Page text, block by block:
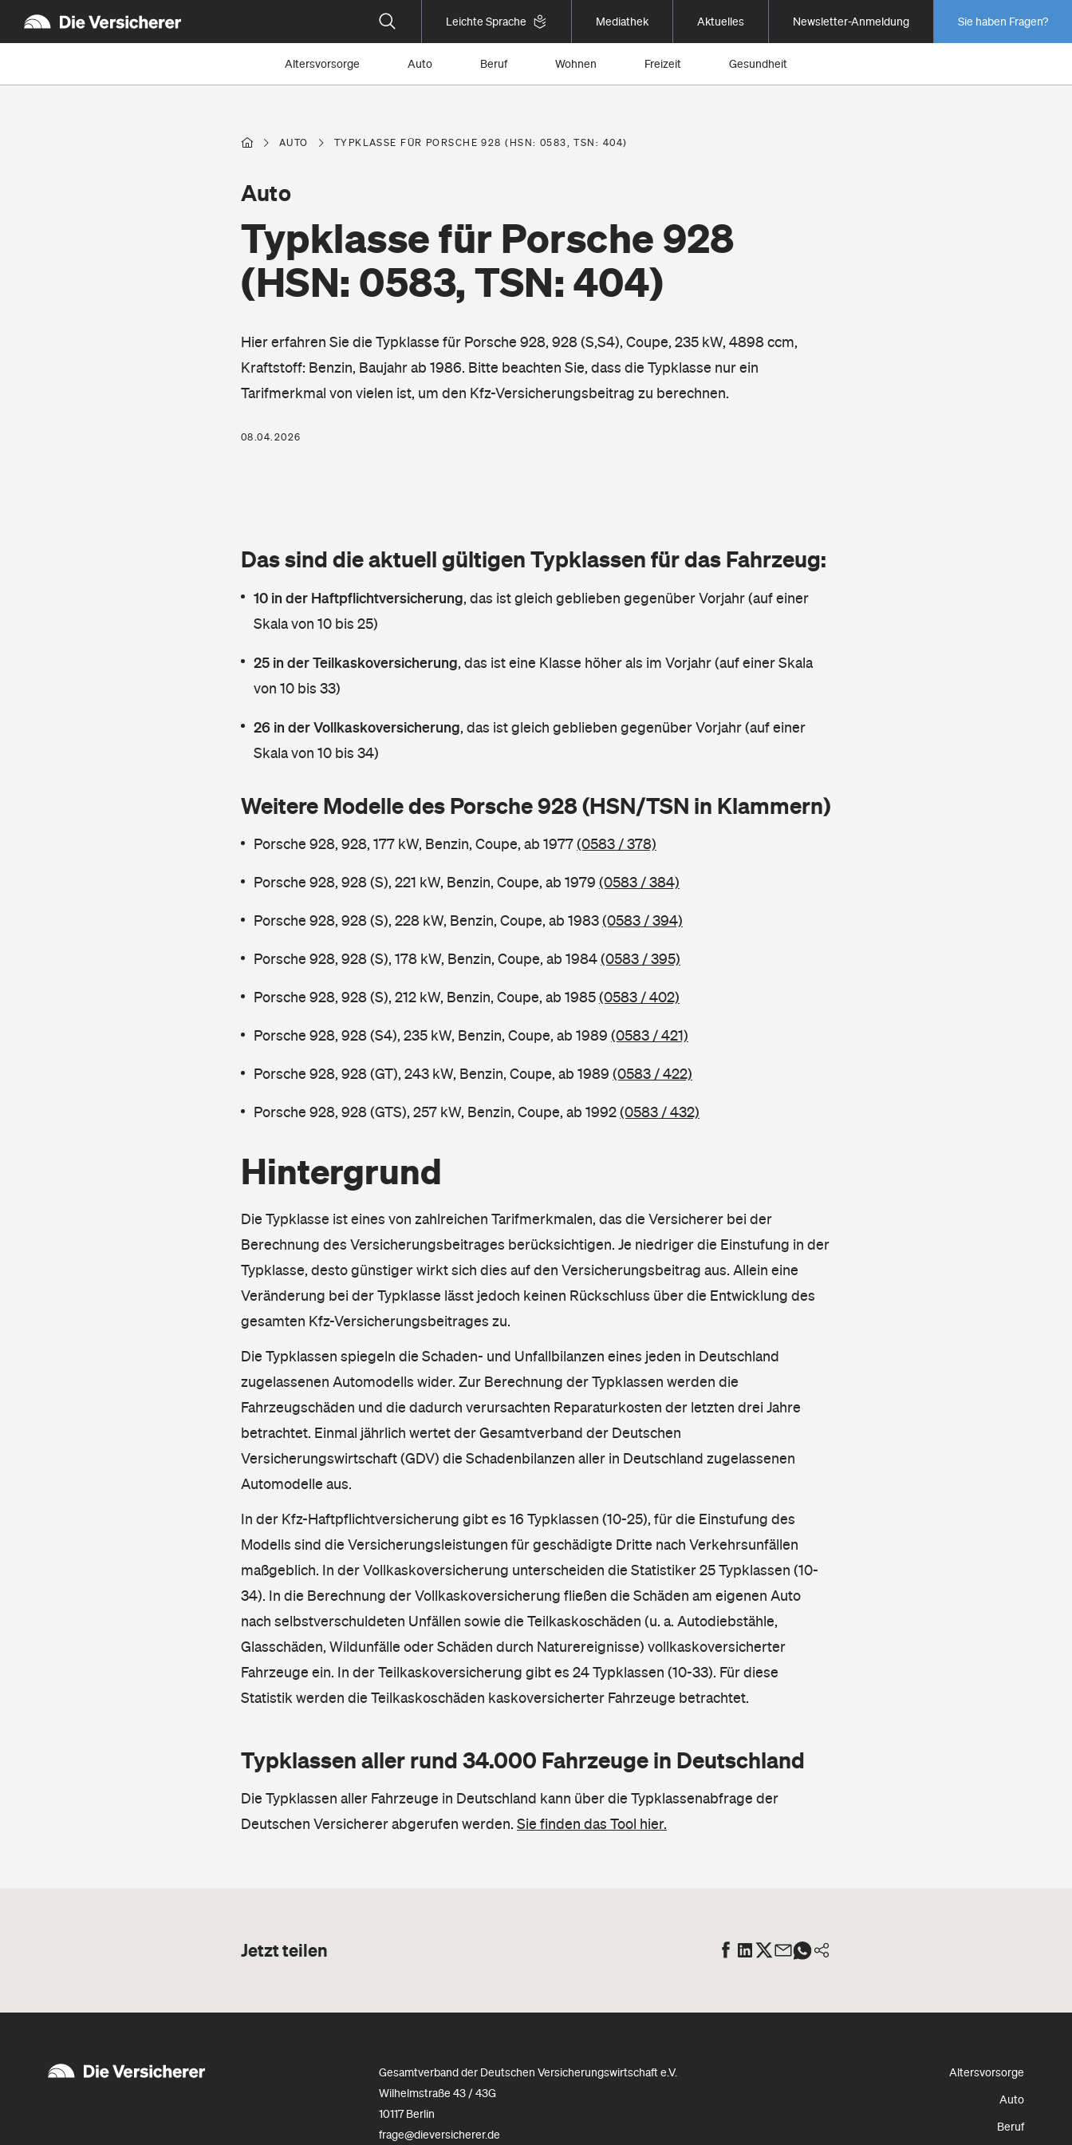
Leichte Sprache Mediathek Aktuelles Newsletter-Anmeldung Sie haben Fragen?
Altersvorsorge Auto Beruf Wohnen Freizeit Gesundheit
AUTO TYPKLASSE FÜR PORSCHE 928 (HSN: 0583, TSN: 404)
Typklasse für Porsche 928
(HSN: 0583, TSN: 404)
Auto
Hier erfahren Sie die Typklasse für Porsche 928, 928 (S,S4), Coupe, 235 kW, 4898 ccm,
Kraftstoff: Benzin, Baujahr ab 1986. Bitte beachten Sie, dass die Typklasse nur ein
Tarifmerkmal von vielen ist, um den Kfz-Versicherungsbeitrag zu berechnen.
08.04.2026
Das sind die aktuell gültigen Typklassen für das Fahrzeug:
10 in der Haftpflichtversicherung, das ist gleich geblieben gegenüber Vorjahr (auf einer
Skala von 10 bis 25)
25 in der Teilkaskoversicherung, das ist eine Klasse höher als im Vorjahr (auf einer Skala
von 10 bis 33)
26 in der Vollkaskoversicherung, das ist gleich geblieben gegenüber Vorjahr (auf einer
Skala von 10 bis 34)
Weitere Modelle des Porsche 928 (HSN/TSN in Klammern)
Porsche 928, 928, 177 kW, Benzin, Coupe, ab 1977(0583 / 378)
Porsche 928, 928 (S), 221 kW, Benzin, Coupe, ab 1979 (0583 / 384)
Porsche 928, 928 (S), 228 kW, Benzin, Coupe, ab 1983(0583 / 394)
Porsche 928, 928 (S), 178 kW, Benzin, Coupe, ab 1984(0583 / 395)
Porsche 928, 928 (S), 212 kW, Benzin, Coupe, ab 1985(0583 / 402)
Porsche 928, 928 (S4), 235 kW, Benzin, Coupe, ab 1989 (0583 / 421)
Porsche 928, 928 (GT), 243 kW, Benzin, Coupe, ab 1989 (0583 / 422)
Porsche 928, 928 (GTS), 257 kW, Benzin, Coupe, ab 1992(0583 / 432)
Hintergrund
Die Typklasse ist eines von zahlreichen Tarifmerkmalen, das die Versicherer bei der
Berechnung des Versicherungsbeitrages berücksichtigen. Je niedriger die Einstufung in der
Typklasse, desto günstiger wirkt sich dies auf den Versicherungsbeitrag aus. Allein eine
Veränderung bei der Typklasse lässt jedoch keinen Rückschluss über die Entwicklung des
gesamten Kfz-Versicherungsbeitrages zu.
Die Typklassen spiegeln die Schaden- und Unfallbilanzen eines jeden in Deutschland
zugelassenen Automodells wider. Zur Berechnung der Typklassen werden die
Fahrzeugschäden und die dadurch verursachten Reparaturkosten der letzten drei Jahre
betrachtet. Einmal jährlich wertet der Gesamtverband der Deutschen
Versicherungswirtschaft (GDV) die Schadenbilanzen aller in Deutschland zugelassenen
Automodelle aus.
In der Kfz-Haftpflichtversicherung gibt es 16 Typklassen (10-25), für die Einstufung des
Modells sind die Versicherungsleistungen für geschädigte Dritte nach Verkehrsunfällen
maßgeblich. In der Vollkaskoversicherung unterscheiden die Statistiker 25 Typklassen (10-
34). In die Berechnung der Vollkaskoversicherung fließen die Schäden am eigenen Auto
nach selbstverschuldeten Unfällen sowie die Teilkaskoschäden (u. a. Autodiebstähle,
Glasschäden, Wildunfälle oder Schäden durch Naturereignisse) vollkaskoversicherter
Fahrzeuge ein. In der Teilkaskoversicherung gibt es 24 Typklassen (10-33). Für diese
Statistik werden die Teilkaskoschäden kaskoversicherter Fahrzeuge betrachtet.
Typklassen aller rund 34.000 Fahrzeuge in Deutschland
Die Typklassen aller Fahrzeuge in Deutschland kann über die Typklassenabfrage der
Deutschen Versicherer abgerufen werden. Sie finden das Tool hier.
Jetzt teilen
Gesamtverband der Deutschen Versicherungswirtschaft e.V.
Wilhelmstraße 43 / 43G
10117 Berlin
frage@dieversicherer.de
Altersvorsorge
Auto
Beruf